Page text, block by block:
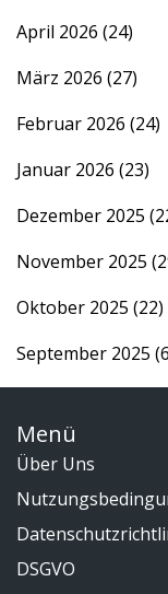
April 2026 (24)
März 2026 (27)
Februar 2026 (24)
Januar 2026 (23)
Dezember 2025
November 2025
Oktober 2025 (22)
September 2025
Menü
Über Uns
DSGVO